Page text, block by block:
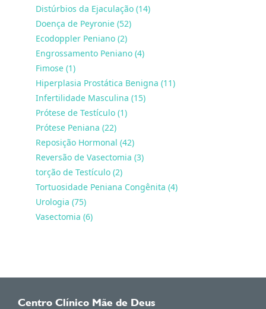
Distúrbios da Ejaculação (14)
Doença de Peyronie (52)
Ecodoppler Peniano (2)
Engrossamento Peniano (4)
Fimose (1)
Hiperplasia Prostática Benigna (11)
Infertilidade Masculina (15)
Prótese de Testículo (1)
Prótese Peniana (22)
Reposição Hormonal (42)
Reversão de Vasectomia (3)
torção de Testículo (2)
Tortuosidade Peniana Congênita (4)
Urologia (75)
Vasectomia (6)
Centro Clínico Mãe de Deus